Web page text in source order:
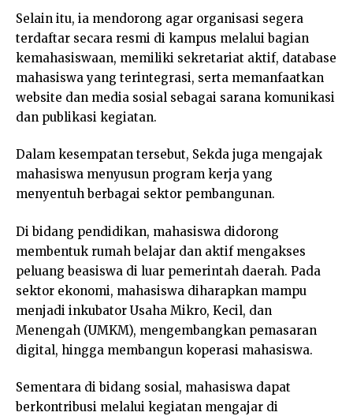
Selain itu, ia mendorong agar organisasi segera
terdaftar secara resmi di kampus melalui bagian
kemahasiswaan, memiliki sekretariat aktif, database
mahasiswa yang terintegrasi, serta memanfaatkan
website dan media sosial sebagai sarana komunikasi
dan publikasi kegiatan.
Dalam kesempatan tersebut, Sekda juga mengajak
mahasiswa menyusun program kerja yang
menyentuh berbagai sektor pembangunan.
Di bidang pendidikan, mahasiswa didorong
membentuk rumah belajar dan aktif mengakses
peluang beasiswa di luar pemerintah daerah. Pada
sektor ekonomi, mahasiswa diharapkan mampu
menjadi inkubator Usaha Mikro, Kecil, dan
Menengah (UMKM), mengembangkan pemasaran
digital, hingga membangun koperasi mahasiswa.
Sementara di bidang sosial, mahasiswa dapat
berkontribusi melalui kegiatan mengajar di